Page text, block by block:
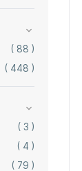
( 88 )
( 448 )
( 3 )
( 4 )
( 79 )